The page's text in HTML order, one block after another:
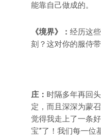
能靠自己做成的。
《境界》： 经历这
刻？这对你的服侍
庄： 时隔多年再回
定，而且深深为蒙
觉得我走上了一条
宝”了！我们每一位